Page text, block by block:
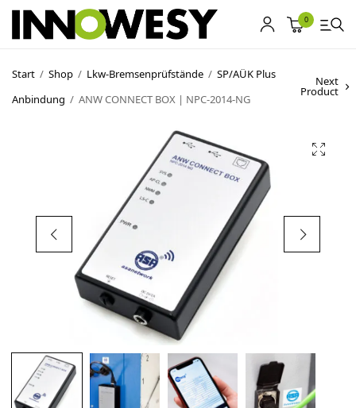
0
Start / Shop / Lkw-Bremsenprüfstände / SP/AÜK Plus
Anbindung / ANW CONNECT BOX | NPC-2014-NG
Next
Product
Shop
Kontakt